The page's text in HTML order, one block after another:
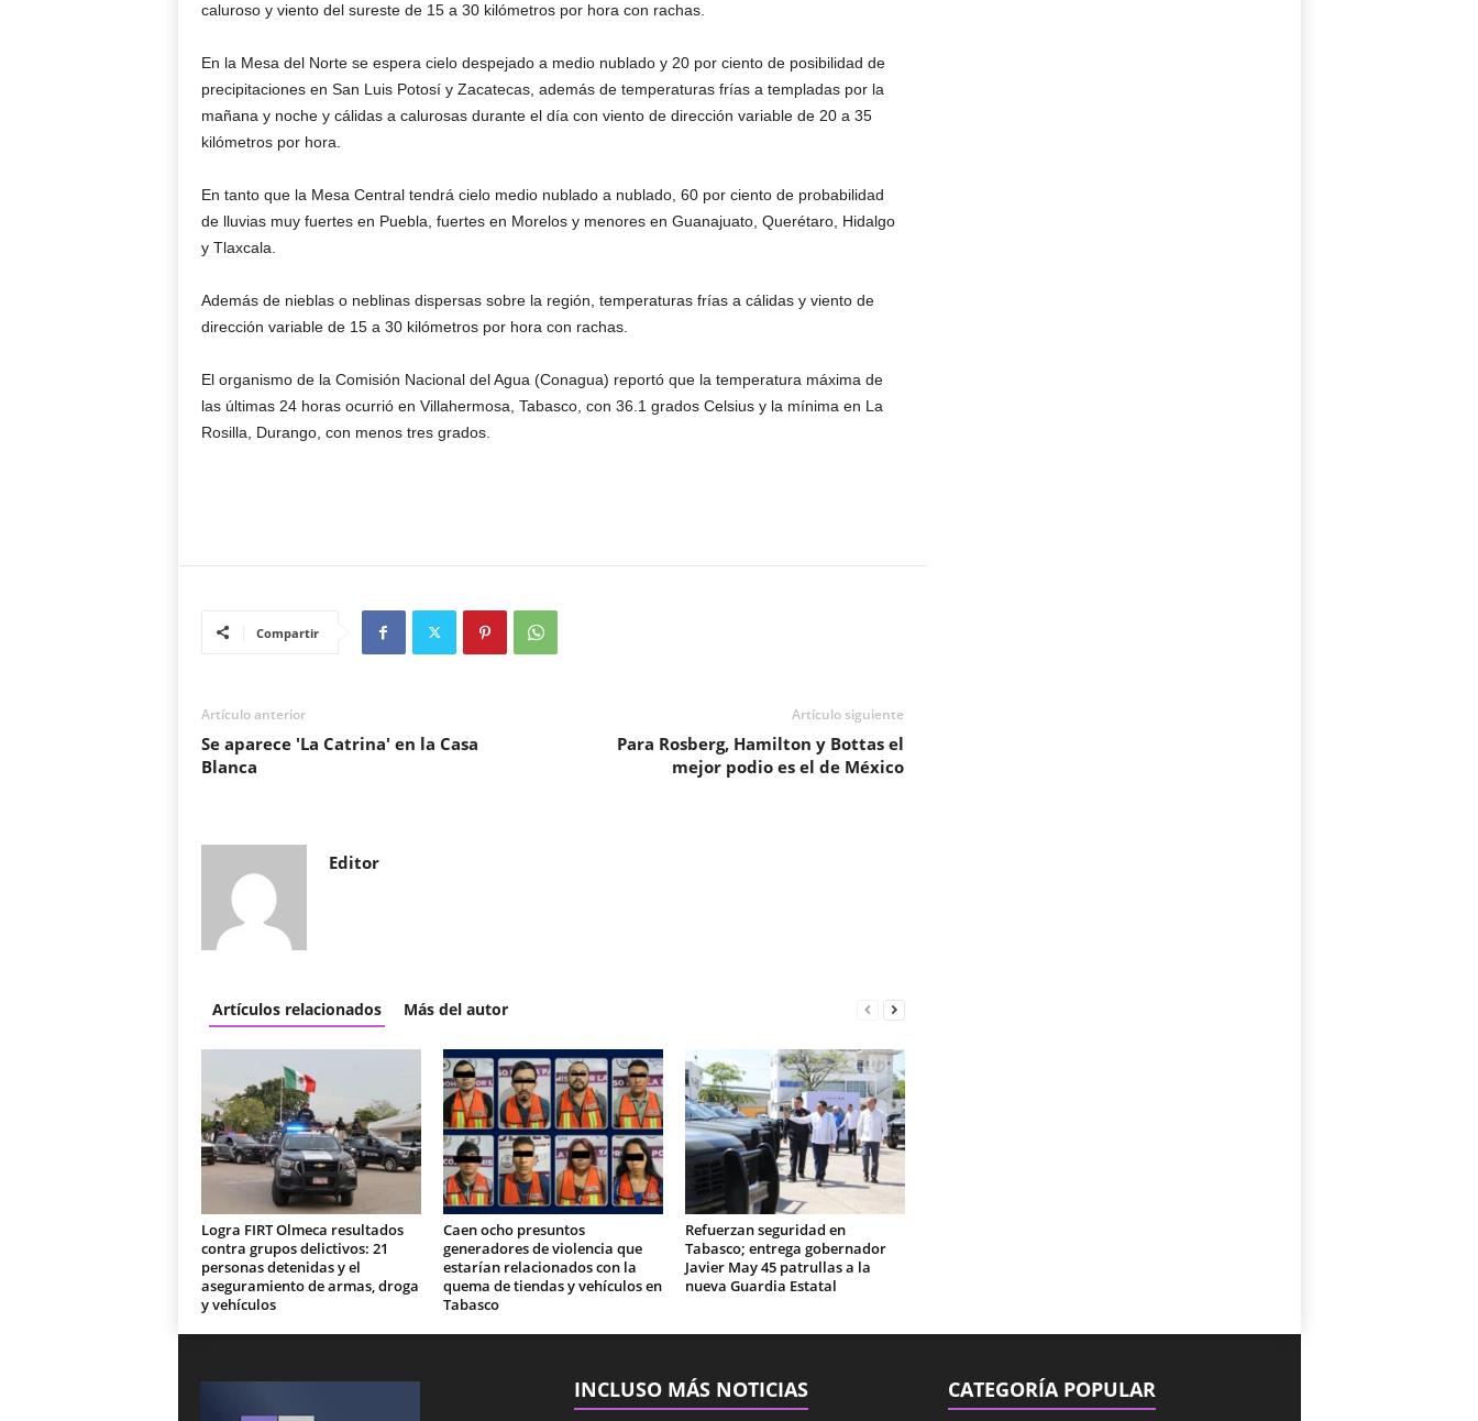
caluroso y viento del sureste de 15 a 30 kilómetros por hora con rachas.
En la Mesa del Norte se espera cielo despejado a medio nublado y 20 por ciento de posibilidad de
precipitaciones en San Luis Potosí y Zacatecas, además de temperaturas frías a templadas por la
mañana y noche y cálidas a calurosas durante el día con viento de dirección variable de 20 a 35
kilómetros por hora.
En tanto que la Mesa Central tendrá cielo medio nublado a nublado, 60 por ciento de probabilidad
de lluvias muy fuertes en Puebla, fuertes en Morelos y menores en Guanajuato, Querétaro, Hidalgo
y Tlaxcala.
Además de nieblas o neblinas dispersas sobre la región, temperaturas frías a cálidas y viento de
dirección variable de 15 a 30 kilómetros por hora con rachas.
El organismo de la Comisión Nacional del Agua (Conagua) reportó que la temperatura máxima de
las últimas 24 horas ocurrió en Villahermosa, Tabasco, con 36.1 grados Celsius y la mínima en La
Rosilla, Durango, con menos tres grados.
Compartir
Artículo anterior
Se aparece 'La Catrina' en la Casa
Blanca
Artículo siguiente
Para Rosberg, Hamilton y Bottas el
mejor podio es el de México
Editor
Artículos relacionados Más del autor
Logra FIRT Olmeca resultados
contra grupos delictivos: 21
personas detenidas y el
aseguramiento de armas, droga
y vehículos
Caen ocho presuntos
generadores de violencia que
estarían relacionados con la
quema de tiendas y vehículos en
Tabasco
Refuerzan seguridad en
Tabasco; entrega gobernador
Javier May 45 patrullas a la
nueva Guardia Estatal
INCLUSO MÁS NOTICIAS CATEGORÍA POPULAR